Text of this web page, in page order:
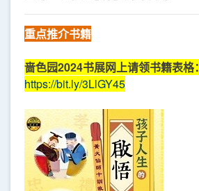
重点推介书籍
啬色园2024书展网上请领书籍表格：
https://bit.ly/3LlGY45